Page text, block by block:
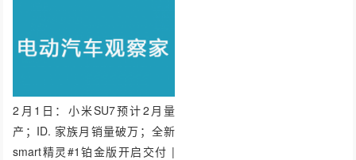
2月1日：小米SU7预计2月量
产；ID. 家族月销量破万；全新
smart精灵#1铂金版开启交付 |